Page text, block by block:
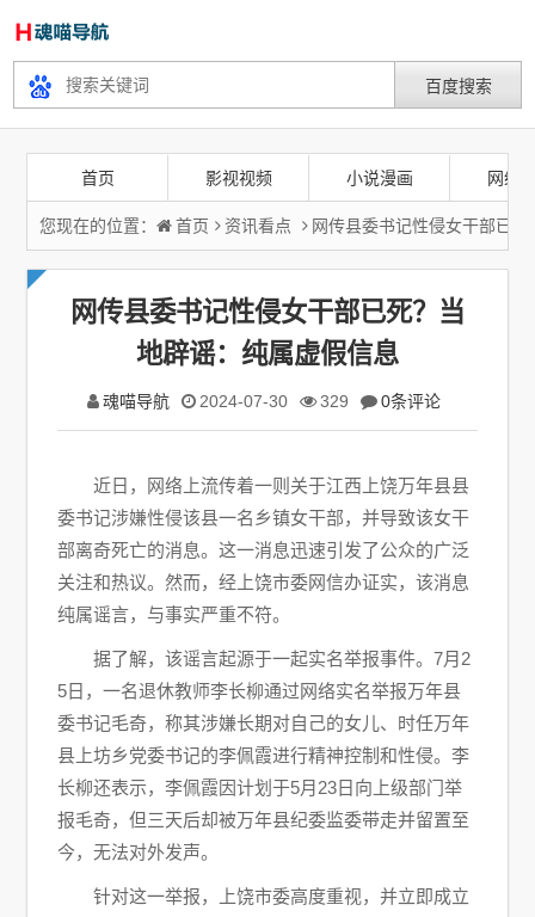
首页 影视视频 小说漫画 网络
您现在的位置： 首页 资讯看点 网传县委书记性侵女干部已
网传县委书记性侵女干部已死？当
地辟谣：纯属虚假信息
魂喵导航 2024-07-30 329 0条评论
近日，网络上流传着一则关于江西上饶万年县县
委书记涉嫌性侵该县一名乡镇女干部，并导致该女干
部离奇死亡的消息。这一消息迅速引发了公众的广泛
关注和热议。然而，经上饶市委网信办证实，该消息
纯属谣言，与事实严重不符。
据了解，该谣言起源于一起实名举报事件。7月2
5日，一名退休教师李长柳通过网络实名举报万年县
委书记毛奇，称其涉嫌长期对自己的女儿、时任万年
县上坊乡党委书记的李佩霞进行精神控制和性侵。李
长柳还表示，李佩霞因计划于5月23日向上级部门举
报毛奇，但三天后却被万年县纪委监委带走并留置至
今，无法对外发声。
针对这一举报，上饶市委高度重视，并立即成立